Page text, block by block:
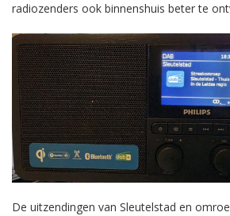
radiozenders ook binnenshuis beter te
De uitzendingen van Sleutelstad en